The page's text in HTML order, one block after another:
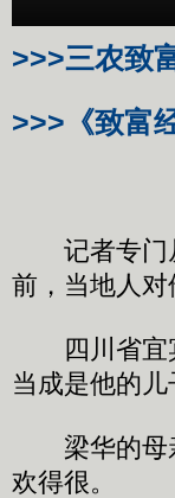
>>>三农致
>>>《致富
记者专门从
前，当地人对
四川省宜宾
当成是他的儿
梁华的母亲
欢得很。